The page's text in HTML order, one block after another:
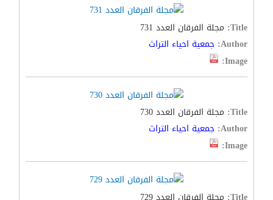
Title: مجلة الفرقان العدد 731
Author: جمعية احياء التراث
Image:
Title: مجلة الفرقان العدد 730
Author: جمعية احياء التراث
Image: